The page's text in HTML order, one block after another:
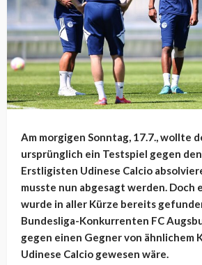
Am morgigen Sonntag, 17.7., wollte
ursprünglich ein Testspiel gegen
Erstligisten Udinese Calcio
musste nun abgesagt werden. Doch
wurde in aller Kürze bereits
Bundesliga-Konkurrenten FC
gegen einen Gegner von ähnlichem
Udinese Calcio gewesen wäre.